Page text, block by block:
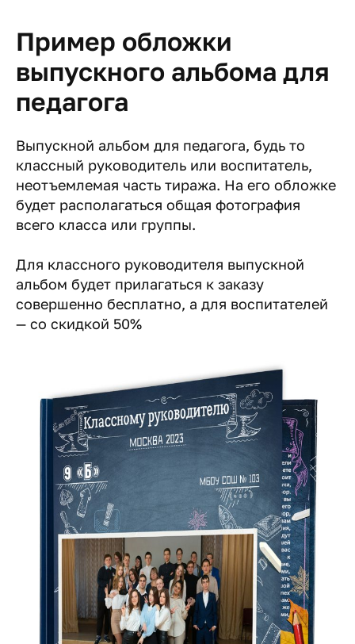
Пример обложки
выпускного альбома для
педагога
Выпускной альбом для педагога, будь то
классный руководитель или воспитатель,
неотъемлемая часть тиража. На его обложке
будет располагаться общая фотография
всего класса или группы.
Для классного руководителя выпускной
альбом будет прилагаться к заказу
совершенно бесплатно, а для воспитателей
— со скидкой 50%